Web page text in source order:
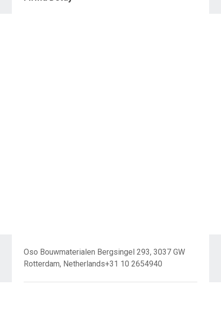
Oso Bouwmaterialen Bergsingel 293, 3037 GW
Rotterdam, Netherlands+31 10 2654940